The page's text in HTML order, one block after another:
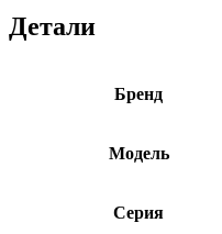
Детали
Бренд
Модель
Серия